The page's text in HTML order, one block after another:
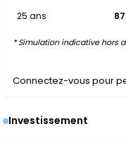
25 ans
* Simulation indicative hors
Connectez-vous pour
Investissement